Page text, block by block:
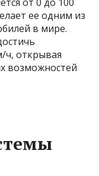
ее одним из
в мире.
ч, открывая
возможностей